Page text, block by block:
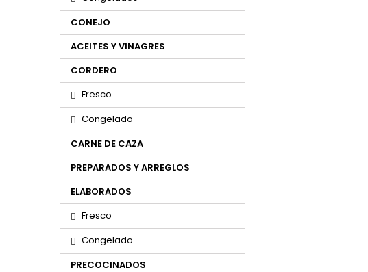
CONEJO
ACEITES Y VINAGRES
CORDERO
Fresco
Congelado
CARNE DE CAZA
PREPARADOS Y ARREGLOS
ELABORADOS
Fresco
Congelado
PRECOCINADOS